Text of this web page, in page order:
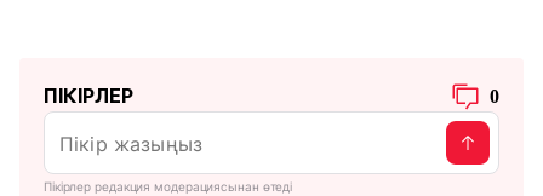
ПІКІРЛЕР 0
Пікірлер редакция модерациясынан өтеді